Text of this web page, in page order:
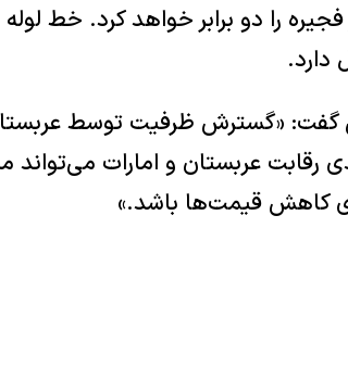
دارد.
گفت: «گسترش ظرفیت توسط
رقابت عربستان و امارات می‌تواند
کاهش قیمت‌ها باشد.»